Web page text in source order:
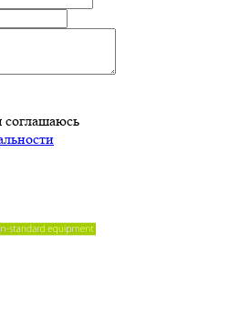
соглашаюсь